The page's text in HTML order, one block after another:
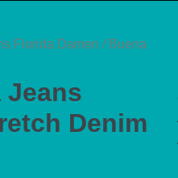
Florida Damen / Buena
Jeans
Denim